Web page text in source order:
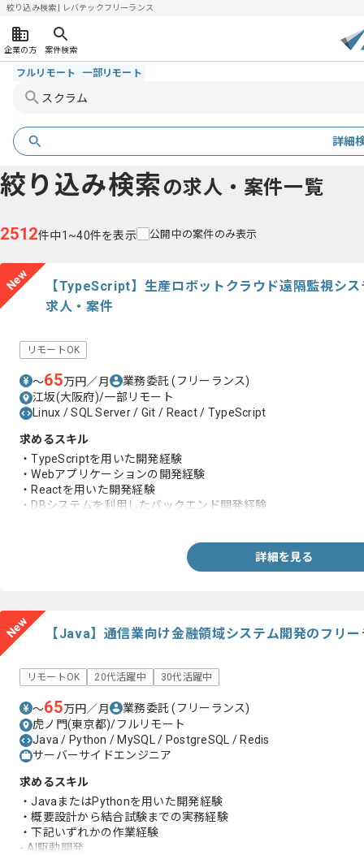
絞り込み検索 | レバテックフリーランス
企業の方 案件検索
フルリモート 一部リモート
詳細
絞り込み検索 の求人・案件一覧
2512件中1~40件を表示 公開中の案件のみ表示
New
【TypeScript】生産ロボットクラウド遠隔監視シ
求人・案件
リモートOK
〜65万円／月 業務委託(フリーランス)
江坂(大阪府)/一部リモート
Linux / SQL Server / Git / React / TypeScript
求めるスキル
・TypeScriptを用いた開発経験
・Webアプリケーションの開発経験
・Reactを用いた開発経験
・DBシステムを利用したバックエンド開発経験
詳細を見る
New 【Java】通信業向け金融領域システム開発のフリ
リモートOK 20代活躍中 30代活躍中
〜65万円／月 業務委託(フリーランス)
虎ノ門(東京都)/フルリモート
Java / Python / MySQL / PostgreSQL / Redis
サーバーサイドエンジニア
求めるスキル
・JavaまたはPythonを用いた開発経験
・概要設計から結合試験までの実務経験
・下記いずれかの作業経験
- AI駆動開発